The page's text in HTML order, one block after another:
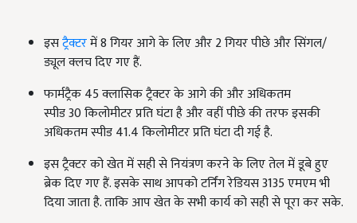
इसट्रैक्टरमें 8गियर आगे के लिए और2गियर पीछे और सिंगल/
ड्यूल क्लच दिए गए हैं.
फार्मट्रैक 45क्लासिक ट्रैक्टर के आगे की और अधिकतम
स्पीड30किलोमीटर प्रति घंटा है और वहीं पीछे की तरफ इसकी
अधिकतम स्पीड41.4किलोमीटर प्रति घंटा दी गई है.
इस ट्रैक्टर को खेत में सही से नियंत्रण करने के लिए तेल में डूबे हुए
ब्रेक दिए गए हैं. इसके साथ आपको टर्निंग रेडियस 3135एमएम भी
दिया जाता है. ताकि आप खेत के सभी कार्य को सही से पूरा कर सके.